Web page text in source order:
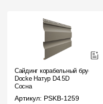
Сайдинг корабельный брус
Docke Натур D4.5D
Сосна
Артикул: PSKB-1259